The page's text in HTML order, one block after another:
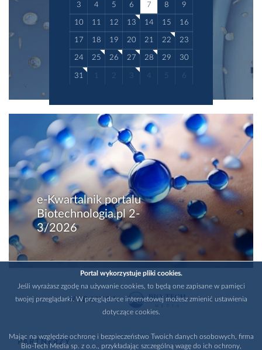
3 4 5 6 7 8 9
10 11 12 13 14 15 16
17 18 19 20 21 22 23
24 25 26 27 28 29 30
31 1 2 3 4 5 6
e-Kwartalnik portalu
Biotechnologia.pl 2-
3/2026
WYDAWCA
PARTNERZY
Portal wykorzystuje pliki cookies.
Jeśli wyrażasz zgodę na używanie cookies, to będą one zapisane w pamięci
twojej przeglądarki. W przeglądarce internetowej możesz zmienić ustawienia
dotyczące cookies.
Mając na względzie ochronę i bezpieczeństwo Twoich danych osobowych, firma
Bio-Tech Media sp. z o.o., przykładając szczególną wagę do ich ochrony,